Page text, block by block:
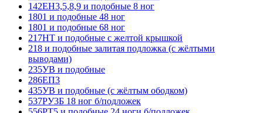
142ЕН3,5,8,9 и подобные 8 ног
1801 и подобные 48 ног
1801 и подобные 68 ног
217НТ и подобные с желтой крышкой
218 и подобные залитая подложка (с жёлтыми
выводами)
235УВ и подобные
286ЕП3
435УВ и подобные (с жёлтым ободком)
537РУ3Б 18 ног б/подложек